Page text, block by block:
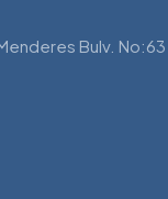
Bulv. No:63